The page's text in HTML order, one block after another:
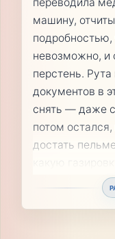
переводила
машину,
подробностью,
невозможно, и
перстень.
документов в
снять — даже
потом
достать